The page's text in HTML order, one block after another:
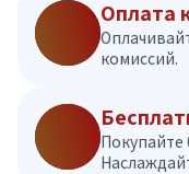
Оплата
комиссий.
Покупайте